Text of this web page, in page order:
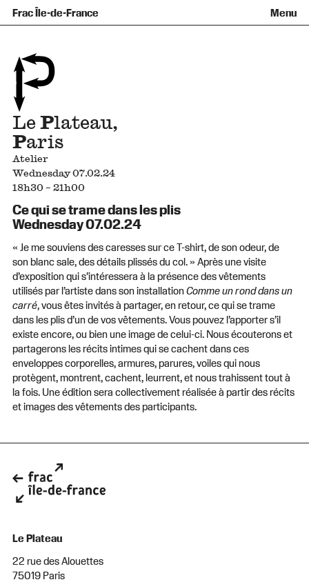
Frac Île-de-France Menu
Qu’est-ce qu’un Frac ?
Prêts d’œuvres
Informations pratiques
Venir au Frac
Familles et enfants
Groupes
Espaces de pratique libre
Accessibilité
+Aa-
LePlateau,
Paris
Atelier
Wednesday 07.02.24
18h30 – 21h00
Ce qui se trame dans les plis
Wednesday 07.02.24
« Je me souviens des caresses sur ce T-shirt, de son odeur, de
son blanc sale, des détails plissés du col. » Après une visite
d’exposition qui s’intéressera à la présence des vêtements
utilisés par l’artiste dans son installationComme un rond dans un
carré, vous êtes invités à partager, en retour, ce qui se trame
dans les plis d’un de vos vêtements. Vous pouvez l’apporter s’il
existe encore, ou bien une image de celui-ci. Nous écouterons et
partagerons les récits intimes qui se cachent dans ces
enveloppes corporelles, armures, parures, voiles qui nous
protègent, montrent, cachent, leurrent, et nous trahissent tout à
la fois. Une édition sera collectivement réalisée à partir des récits
et images des vêtements des participants.
Le Plateau
22 rue des Alouettes
75019 Paris